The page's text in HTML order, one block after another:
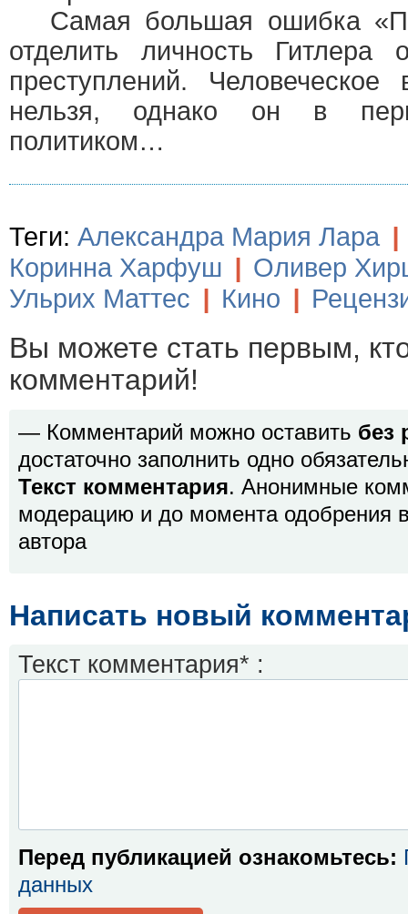
Самая большая ошибка
отделить личность
преступлений.
нельзя, однако он в
политиком…
Теги: Александра Мария Лара |
Коринна Харфуш | Оливер
Ульрих Маттес | Кино |
Вы можете стать первым,
комментарий!
— Комментарий можно оставить без
достаточно заполнить одно
Текст комментария. Анонимные
модерацию и до момента одобрения
автора
Написать новый
Текст комментария* :
Перед публикацией ознакомьтесь:
данных